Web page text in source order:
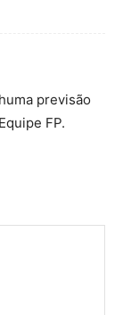
previsão
FP.